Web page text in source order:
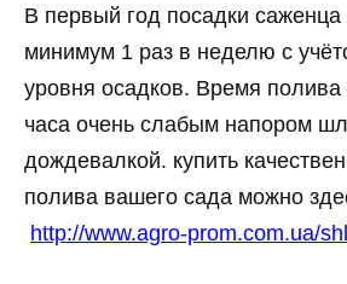
В первый год посадки
минимум 1 раз в неделю с
уровня осадков. Время
часа очень слабым напором
дождевалкой. купить
полива вашего сада можно
http://www.agro-prom.com.ua/